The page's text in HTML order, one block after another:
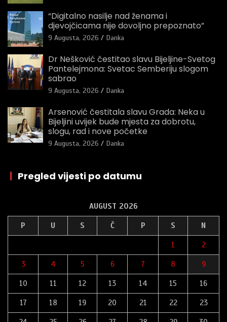
“Digitalno nasilje nad ženama i
djevojčicama nije dovoljno prepoznato”
9 Augusta, 2026 Danka
Dr Nešković čestitao slavu Bijeljine-Svetog
Pantelejmona: Svetac Semberiju slogom
sabrao
9 Augusta, 2026 Danka
Arsenović čestitala slavu Grada: Neka u
Bijeljini uvijek bude mjesta za dobrotu,
slogu, rad i nove početke
9 Augusta, 2026 Danka
| Pregled vijesti po datumu
AUGUST 2026
P U S Č P S N
1 2
3 4 5 6 7 8 9
10 11 12 13 14 15 16
17 18 19 20 21 22 23